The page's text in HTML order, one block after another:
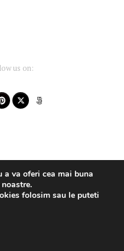
us on:
a va oferi cea mai buna
folosim sau le puteti
GDPR Cookie Banner